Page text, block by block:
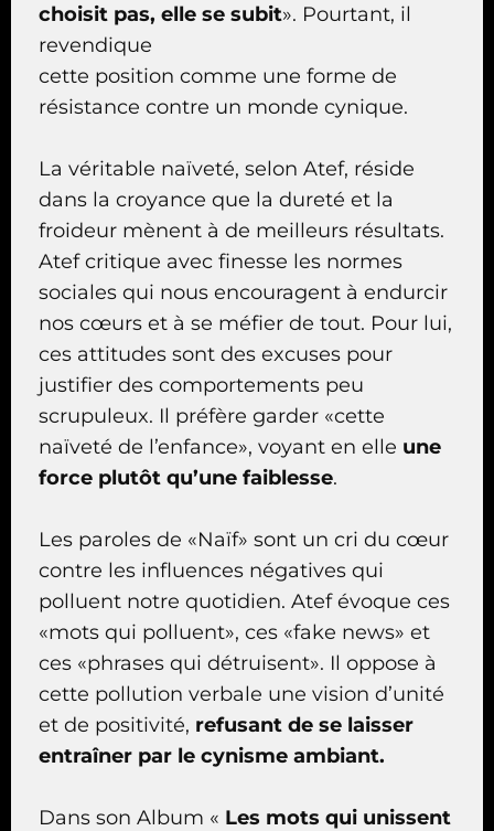
choisit pas, elle se subit». Pourtant, il
revendique
cette position comme une forme de
résistance contre un monde cynique.
La véritable naïveté, selon Atef, réside
dans la croyance que la dureté et la
froideur mènent à de meilleurs résultats.
Atef critique avec finesse les normes
sociales qui nous encouragent à endurcir
nos cœurs et à se méfier de tout. Pour lui,
ces attitudes sont des excuses pour
justifier des comportements peu
scrupuleux. Il préfère garder «cette
naïveté de l’enfance», voyant en elle une
force plutôt qu’une faiblesse.
Les paroles de «Naïf» sont un cri du cœur
contre les influences négatives qui
polluent notre quotidien. Atef évoque ces
«mots qui polluent», ces «fake news» et
ces «phrases qui détruisent». Il oppose à
cette pollution verbale une vision d’unité
et de positivité, refusant de se laisser
entraîner par le cynisme ambiant.
Dans son Album « Les mots qui unissent